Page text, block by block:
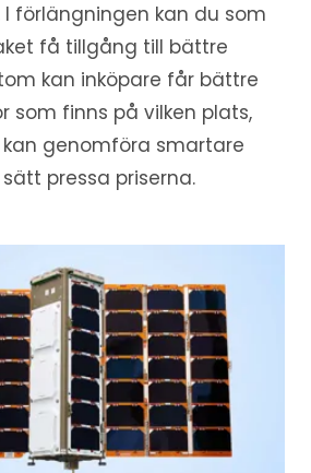
förlängningen kan du som
få tillgång till bättre
kan inköpare får bättre
som finns på vilken plats,
genomföra smartare
pressa priserna.